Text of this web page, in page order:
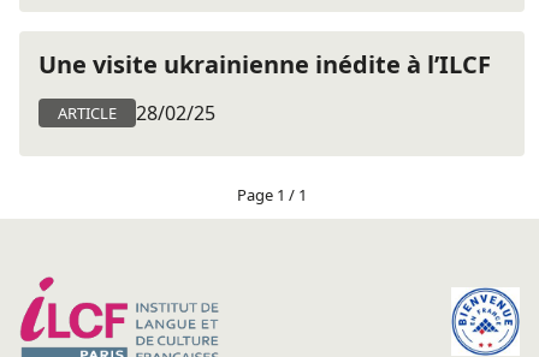
Une visite ukrainienne inédite à l’ILCF
ARTICLE 28/02/25
Page 1 / 1